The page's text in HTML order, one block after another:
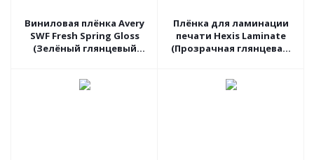
Виниловая плёнка Avery
SWF Fresh Spring Gloss
(Зелёный глянцевый
Плёнка для ламинации
печати Hexis Laminate
(Прозрачная глянцевая)